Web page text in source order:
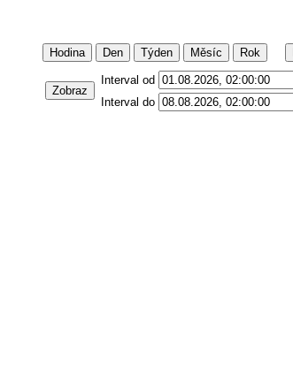
Hodina Den Týden Měsíc Rok
Zobraz
Interval od
Interval do